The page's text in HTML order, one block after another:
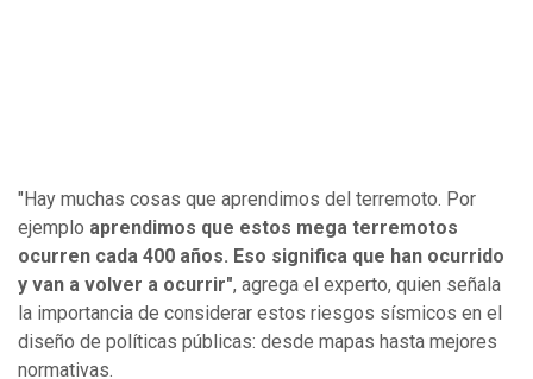
"Hay muchas cosas que aprendimos del terremoto. Por
ejemplo aprendimos que estos mega terremotos
ocurren cada 400 años. Eso significa que han ocurrido
y van a volver a ocurrir", agrega el experto, quien señala
la importancia de considerar estos riesgos sísmicos en el
diseño de políticas públicas: desde mapas hasta mejores
normativas.